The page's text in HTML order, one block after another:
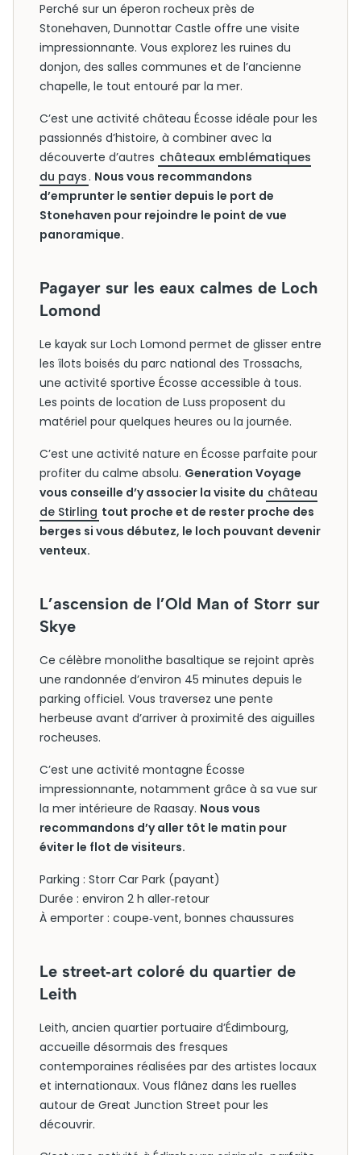
Perché sur un éperon rocheux près de
Stonehaven, Dunnottar Castle offre une visite
impressionnante. Vous explorez les ruines du
donjon, des salles communes et de l’ancienne
chapelle, le tout entouré par la mer.
C’est une activité château Écosse idéale pour les
passionnés d’histoire, à combiner avec la
découverte d’autres châteaux emblématiques
du pays . Nous vous recommandons
d’emprunter le sentier depuis le port de
Stonehaven pour rejoindre le point de vue
panoramique.
Pagayer sur les eaux calmes de Loch
Lomond
Le kayak sur Loch Lomond permet de glisser entre
les îlots boisés du parc national des Trossachs,
une activité sportive Écosse accessible à tous.
Les points de location de Luss proposent du
matériel pour quelques heures ou la journée.
C’est une activité nature en Écosse parfaite pour
profiter du calme absolu. Generation Voyage
vous conseille d’y associer la visite du château
de Stirling tout proche et de rester proche des
berges si vous débutez, le loch pouvant devenir
venteux.
L’ascension de l’Old Man of Storr sur
Skye
Ce célèbre monolithe basaltique se rejoint après
une randonnée d’environ 45 minutes depuis le
parking officiel. Vous traversez une pente
herbeuse avant d’arriver à proximité des aiguilles
rocheuses.
C’est une activité montagne Écosse
impressionnante, notamment grâce à sa vue sur
la mer intérieure de Raasay. Nous vous
recommandons d’y aller tôt le matin pour
éviter le flot de visiteurs.
Parking : Storr Car Park (payant)
Durée : environ 2 h aller‑retour
À emporter : coupe‑vent, bonnes chaussures
Le street‑art coloré du quartier de
Leith
Leith, ancien quartier portuaire d’Édimbourg,
accueille désormais des fresques
contemporaines réalisées par des artistes locaux
et internationaux. Vous flânez dans les ruelles
autour de Great Junction Street pour les
découvrir.